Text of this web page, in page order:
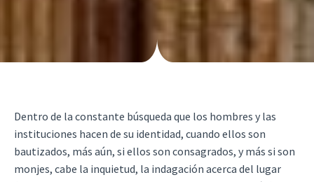
Dentro de la constante búsqueda que los hombres y las
instituciones hacen de su identidad, cuando ellos son
bautizados, más aún, si ellos son consagrados, y más si son
monjes, cabe la inquietud, la indagación acerca del lugar